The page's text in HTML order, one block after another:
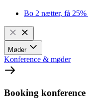
Bo 2 nætter, få 25%
Møder
Konference & møder
Booking konference